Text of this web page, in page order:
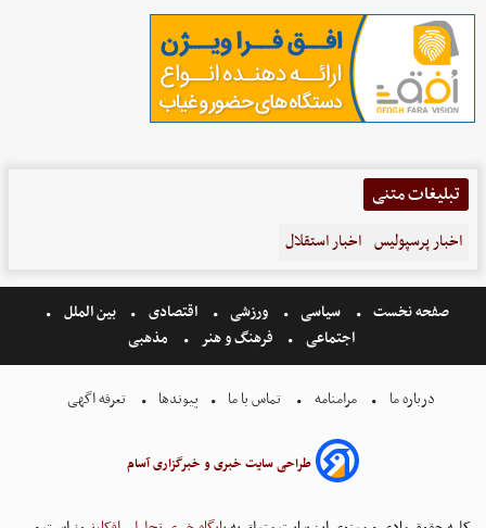
تبلیغات متنی
اخبار پرسپولیس اخبار استقلال
صفحه نخست سیاسی ورزشی اقتصادی
بین الملل
اجتماعی
فرهنگ و هنر مذهبی
درباره ما مرامنامه تماس با ما پیوندها تعرفه اگهی
طراحی سایت خبری و خبرگزاری آسام